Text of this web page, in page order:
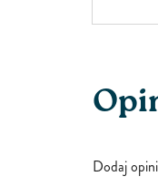
Dodaj